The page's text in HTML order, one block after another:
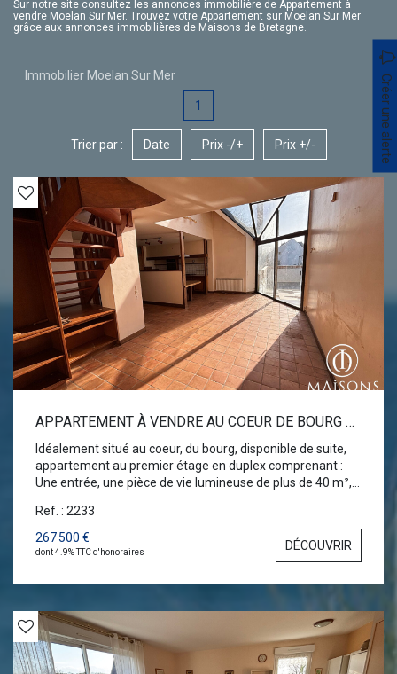
Sur notre site consultez les annonces immobilière de Appartement à
vendre Moelan Sur Mer. Trouvez votre Appartement sur Moelan Sur Mer
grâce aux annonces immobilières de Maisons de Bretagne.
Immobilier Moelan Sur Mer Créer une alerte
1
Trier par : Date Prix -/+ Prix +/-
APPARTEMENT À VENDRE AU COEUR DE BOURG DE MOELAN SUR MER 6 PIÈCES 109.8 M2
Idéalement situé au coeur, du bourg, disponible de suite,
appartement au premier étage en duplex comprenant :
Une entrée, une pièce de vie lumineuse de plus de 40 m²,
privative et un wc. A l'étage un palier 3 chambres, un
bureau, une salle d'eau et un wc. Des travaux de
modernisation et de rafraichissement sont a prévoir. "Les
informations sur les risques auxquels ce bien est exposé
sont disponibles sur le site Géorisques :
Ref. : 2233
267 500 €
dont 4.9% TTC d'honoraires DÉCOUVRIR